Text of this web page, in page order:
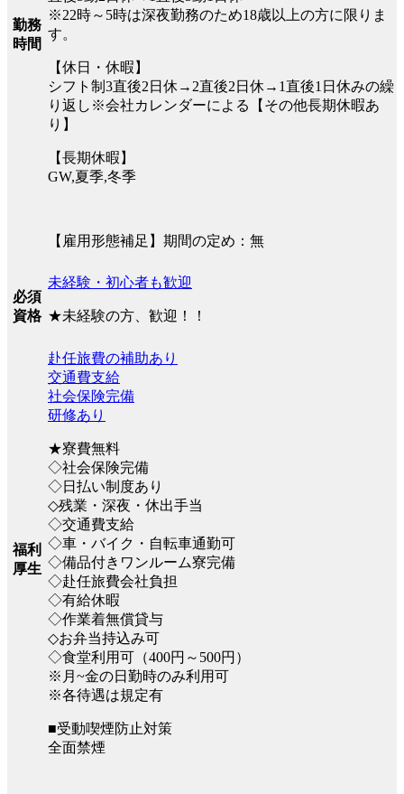
勤務
時間
※22時～5時は深夜勤務のため18歳以上の方に限りま
す。
【休日・休暇】
シフト制3直後2日休→2直後2日休→1直後1日休みの繰
り返し※会社カレンダーによる【その他長期休暇あ
り】
【長期休暇】
GW,夏季,冬季
【雇用形態補足】期間の定め：無
必須
資格
未経験・初心者も歓迎
★未経験の方、歓迎！！
福利
厚生
赴任旅費の補助あり
交通費支給
社会保険完備
研修あり
★寮費無料
◇社会保険完備
◇日払い制度あり
◇残業・深夜・休出手当
◇交通費支給
◇車・バイク・自転車通勤可
◇備品付きワンルーム寮完備
◇赴任旅費会社負担
◇有給休暇
◇作業着無償貸与
◇お弁当持込み可
◇食堂利用可（400円～500円）
※月~金の日勤時のみ利用可
※各待遇は規定有
■受動喫煙防止対策
全面禁煙